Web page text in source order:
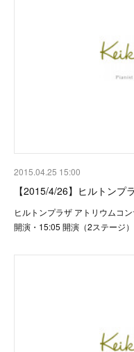
2015.04.25 15:00
【2015/4/26】ヒルトンプ
ヒルトンプラザ アトリウムコ
開演・15:05 開演（2ステージ